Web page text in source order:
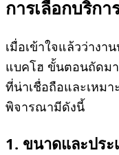
การเลือกบริกา
เมื่อเข้าใจแล้วว่างา
แบคโฮ ขั้นตอนถัดมา
ที่น่าเชื่อถือและเหม
พิจารณามีดังนี้
1. ขนาดและปร